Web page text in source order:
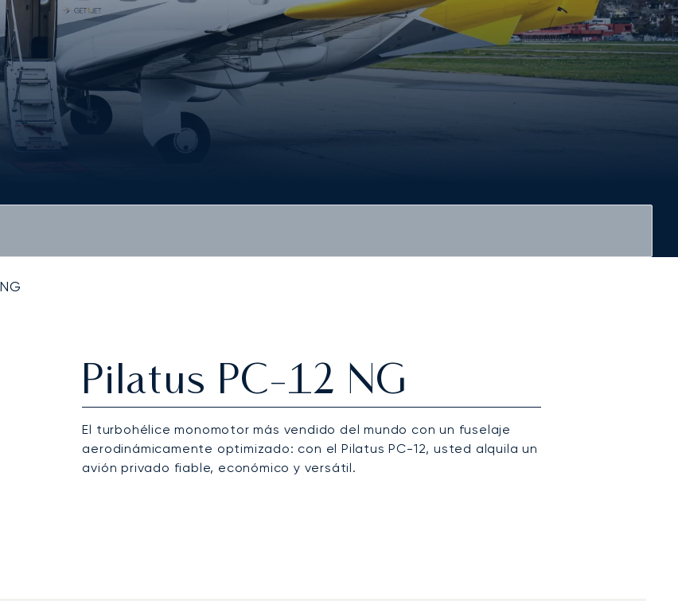
Pilatus PC-12 NG
El turbohélice monomotor más vendido del mundo con un fuselaje
aerodinámicamente optimizado: con el Pilatus PC-12, usted alquila un
avión privado fiable, económico y versátil.